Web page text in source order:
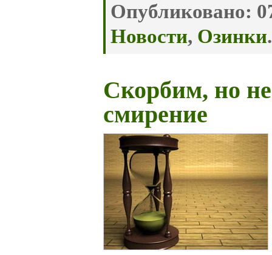
Опубликовано:
Новости, Озинки.
Скорбим, но
смирение